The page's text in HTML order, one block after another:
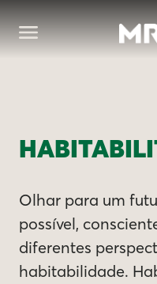
Olhar para um
possível,
diferentes
habitabilidade.